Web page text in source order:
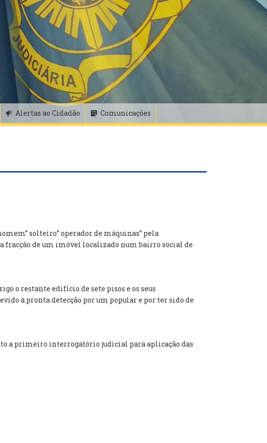
Alertas ao Cidadão Comunicações
solteiro” operador de máquinas” pela
fracção de um imóvel localizado num bairro social de
o restante edifício de sete pisos e os seus
à pronta detecção por um popular e por ter sido de
a primeiro interrogatório judicial para aplicação das